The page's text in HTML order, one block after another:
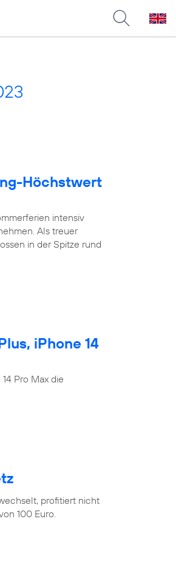
Höchstwert
intensiv
Als treuer
in der Spitze rund
iPhone 14
Pro Max die
profitiert nicht
100 Euro.